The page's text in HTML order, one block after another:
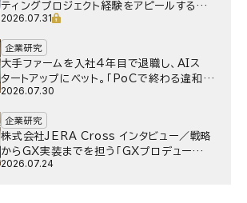
ティングプロジェクト経験をアピールするべ
きか
2026.07.31
企業研究
大手ファームを入社4年目で退職し、AIス
タートアップにベット。｢PoCで終わる違和
感｣はどうなったのか／Gen-AX株式会社
2026.07.30
企業研究
株式会社JERA Cross インタビュー／戦略
からGX実装までを担う「GXプロデュー
サー」というキャリア
2026.07.24